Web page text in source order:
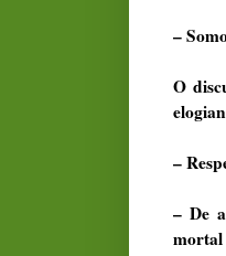
–
O
–
– De
mortal